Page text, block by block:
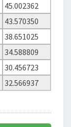
45.002362
43.570350
38.651025
34.588809
30.456723
32.566937